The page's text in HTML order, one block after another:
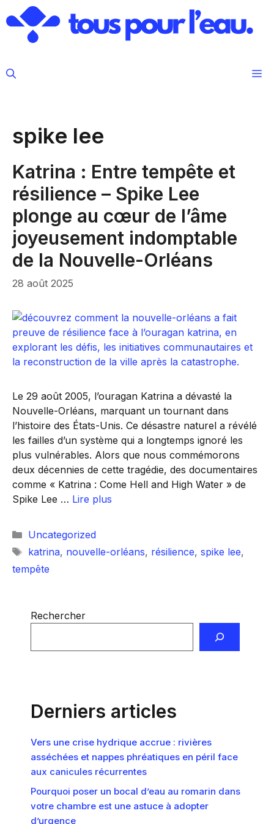
au
contenu
spike lee
Katrina : Entre tempête et
résilience – Spike Lee
plonge au cœur de l’âme
joyeusement indomptable
de la Nouvelle-Orléans
28 août 2025
Le 29 août 2005, l’ouragan Katrina a dévasté la
Nouvelle-Orléans, marquant un tournant dans
l’histoire des États-Unis. Ce désastre naturel a révélé
les failles d’un système qui a longtemps ignoré les
plus vulnérables. Alors que nous commémorons
deux décennies de cette tragédie, des documentaires
comme « Katrina : Come Hell and High Water » de
Spike Lee … Lire plus
Catégories
Uncategorized
Étiquettes
katrina, nouvelle-orléans, résilience, spike lee,
tempête
Rechercher
Derniers articles
Vers une crise hydrique accrue : rivières
asséchées et nappes phréatiques en péril face
aux canicules récurrentes
Pourquoi poser un bocal d’eau au romarin dans
votre chambre est une astuce à adopter
d’urgence